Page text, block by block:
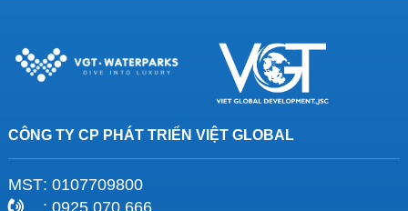
CÔNG TY CP PHÁT TRIỂN VIỆT GLOBAL
MST: 0107709800
: 0925 070 666